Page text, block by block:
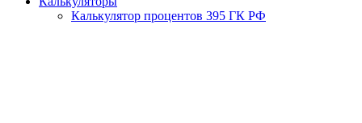
Калькулятор процентов 395 ГК РФ